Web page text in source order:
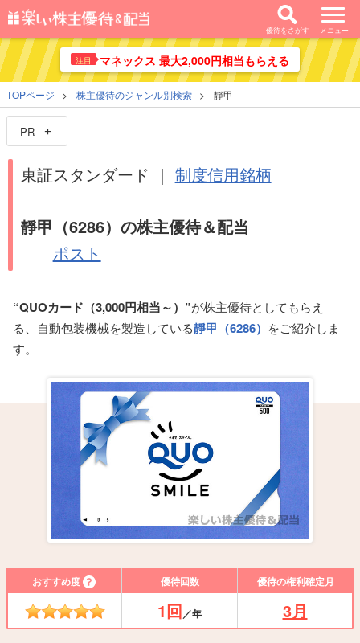
優待をさがす メニュー
注目 マネックス 最大2,000円相当もらえる
TOPページ 株主優待のジャンル別検索 靜甲
PR
東証スタンダード ｜ 制度信用銘柄
靜甲（6286）の株主優待＆配当
ポスト
“QUOカード（3,000円相当～）”が株主優待としてもらえ
る、自動包装機械を製造している靜甲（6286） をご紹介しま
す。
おすすめ度 優待回数 優待の権利確定月
1回／年 3月